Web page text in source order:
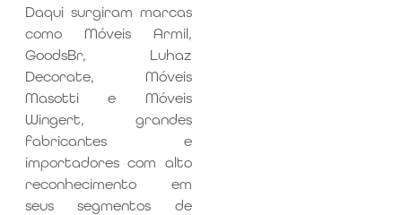
Daqui surgiram marcas
como Móveis Armil,
GoodsBr, Luhaz
Decorate, Móveis
Masotti e Móveis
Wingert, grandes
fabricantes e
importadores com alto
reconhecimento em
seus segmentos de